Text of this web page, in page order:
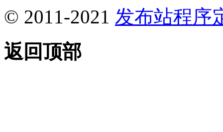
© 2011-2021 发布站程序
返回顶部